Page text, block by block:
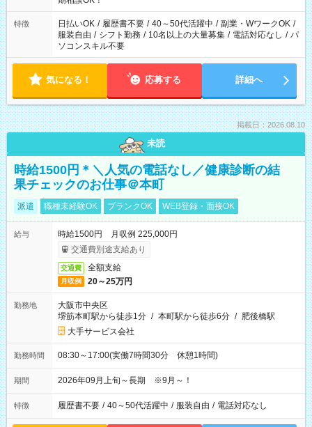
特徴 日払いOK / 履歴書不要 / 40～50代活躍中 / 副業・WワークOK /
服装自由 / シフト勤務 / 10名以上の大量募集 / 電話対応なし / パ
ソコンスキル不要
気になる！ 応募する 詳細へ
掲載日：2026.08.10
未読
時給1500円＊＼人気の電話なし／健康診断の結
果チェックのお仕事＠本町
派遣 職種未経験OK ブランクOK WEB登録・面接OK
給与
時給1500円 月収例 225,000円
交通費別途支給あり
交通費 全額支給
月収例 20～25万円
勤務地
大阪市中央区
堺筋本町駅から徒歩1分 / 本町駅から徒歩6分 / 肥後橋駅
大手サービス会社
勤務時間 08:30～17:00(実働7時間30分 休憩1時間)
期間 2026年09月上旬～長期 ※9月～！
特徴 履歴書不要 / 40～50代活躍中 / 服装自由 / 電話対応なし